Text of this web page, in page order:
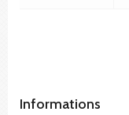
Informations